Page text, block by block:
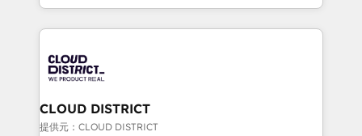
we combine local insight with international reach to
help businesses grow through technology, creativity,
500+ HubSpot implementations, building end-to-
end solutions that integrate CRM, AI automation,
inbound and loop marketing, content, and digital
creativity. Our multicultural team works in Spanish,
CLOUD DISTRICT
提供元：CLOUD DISTRICT